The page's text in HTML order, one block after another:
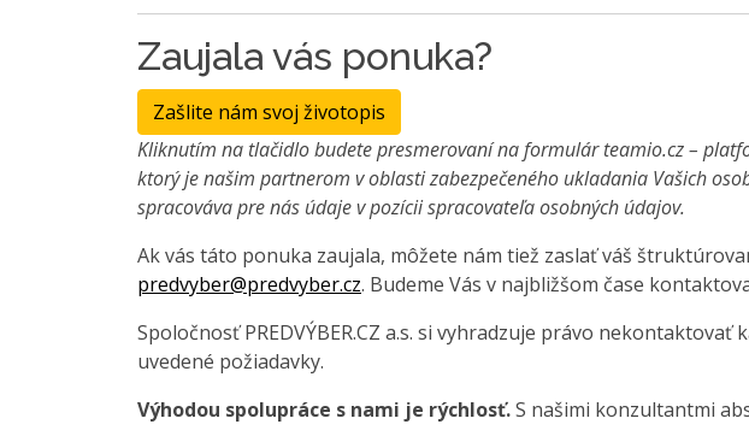
Zaujala vás ponuka?
Zašlite nám svoj životopis
Kliknutím na tlačidlo budete presmerovaní na formulár teamio.cz –
ktorý je našim partnerom v oblasti zabezpečeného ukladania Vašich
spracováva pre nás údaje v pozícii spracovateľa osobných údajov.
Ak vás táto ponuka zaujala, môžete nám tiež zaslať váš
predvyber@predvyber.cz. Budeme Vás v najbližšom čase
Spoločnosť PREDVÝBER.CZ a.s. si vyhradzuje právo
uvedené požiadavky.
Výhodou spolupráce s nami je rýchlosť.S našimi konzultantmi